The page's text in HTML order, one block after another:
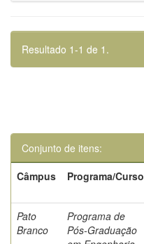
Resultado 1-1 de 1.
Conjunto de itens:
Câmpus
Programa/Curso
Pato
Branco
Programa de
Pós-Graduação